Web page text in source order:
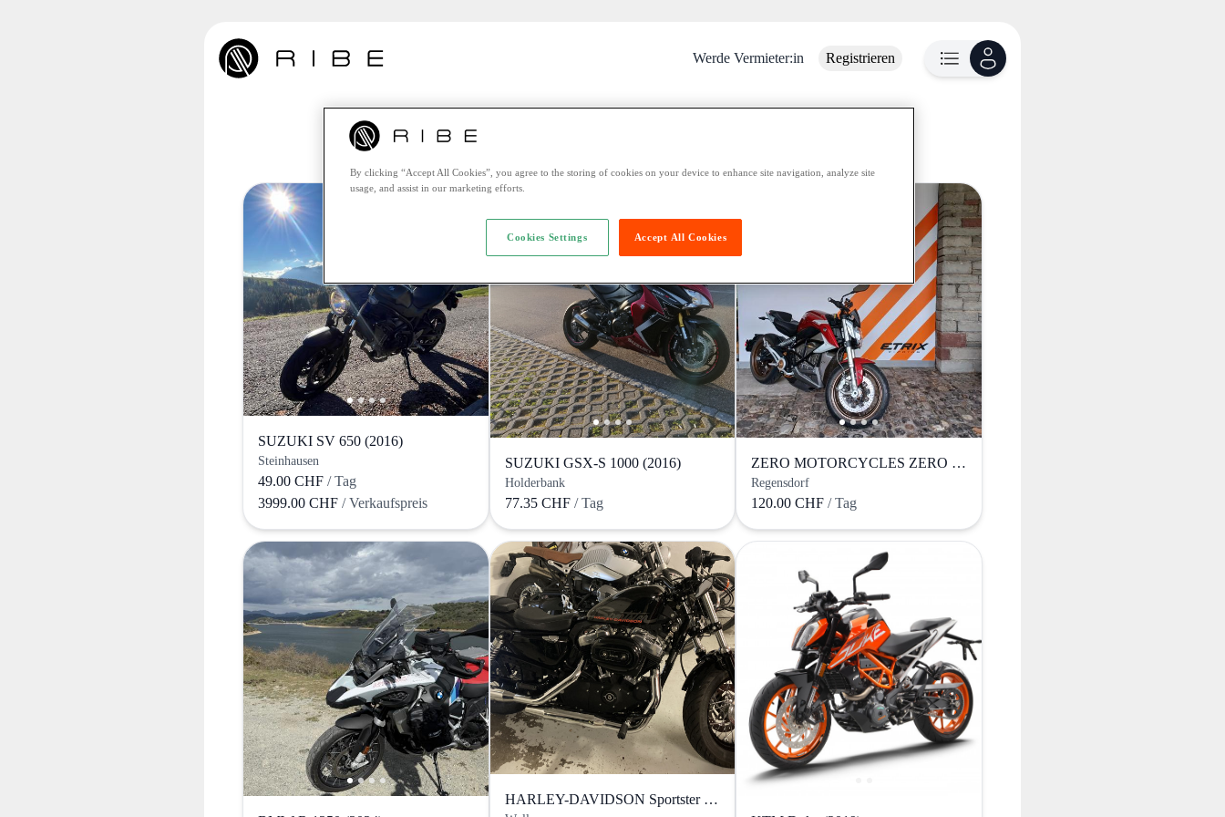
Werde Vermieter:in Registrieren
Leider ist dieses Motorrad nicht mehr verfügbar
Vielleicht interessieren Sie sich für diese Motorräder:
SUZUKI SV 650 (2016)
Steinhausen
49.00 CHF / Tag
3999.00 CHF/ Verkaufspreis
SUZUKI GSX-S 1000 (2016)
Holderbank
77.35 CHF/ Tag
ZERO MOTORCYCLES ZERO SR/F (2020)
Regensdorf
120.00 CHF / Tag
HARLEY-DAVIDSON Sportster (2009)
By clicking “Accept All Cookies”, you agree to the storing of cookies on your device to enhance site navigation, analyze site
usage, and assist in our marketing efforts.
Accept All Cookies
Cookies Settings